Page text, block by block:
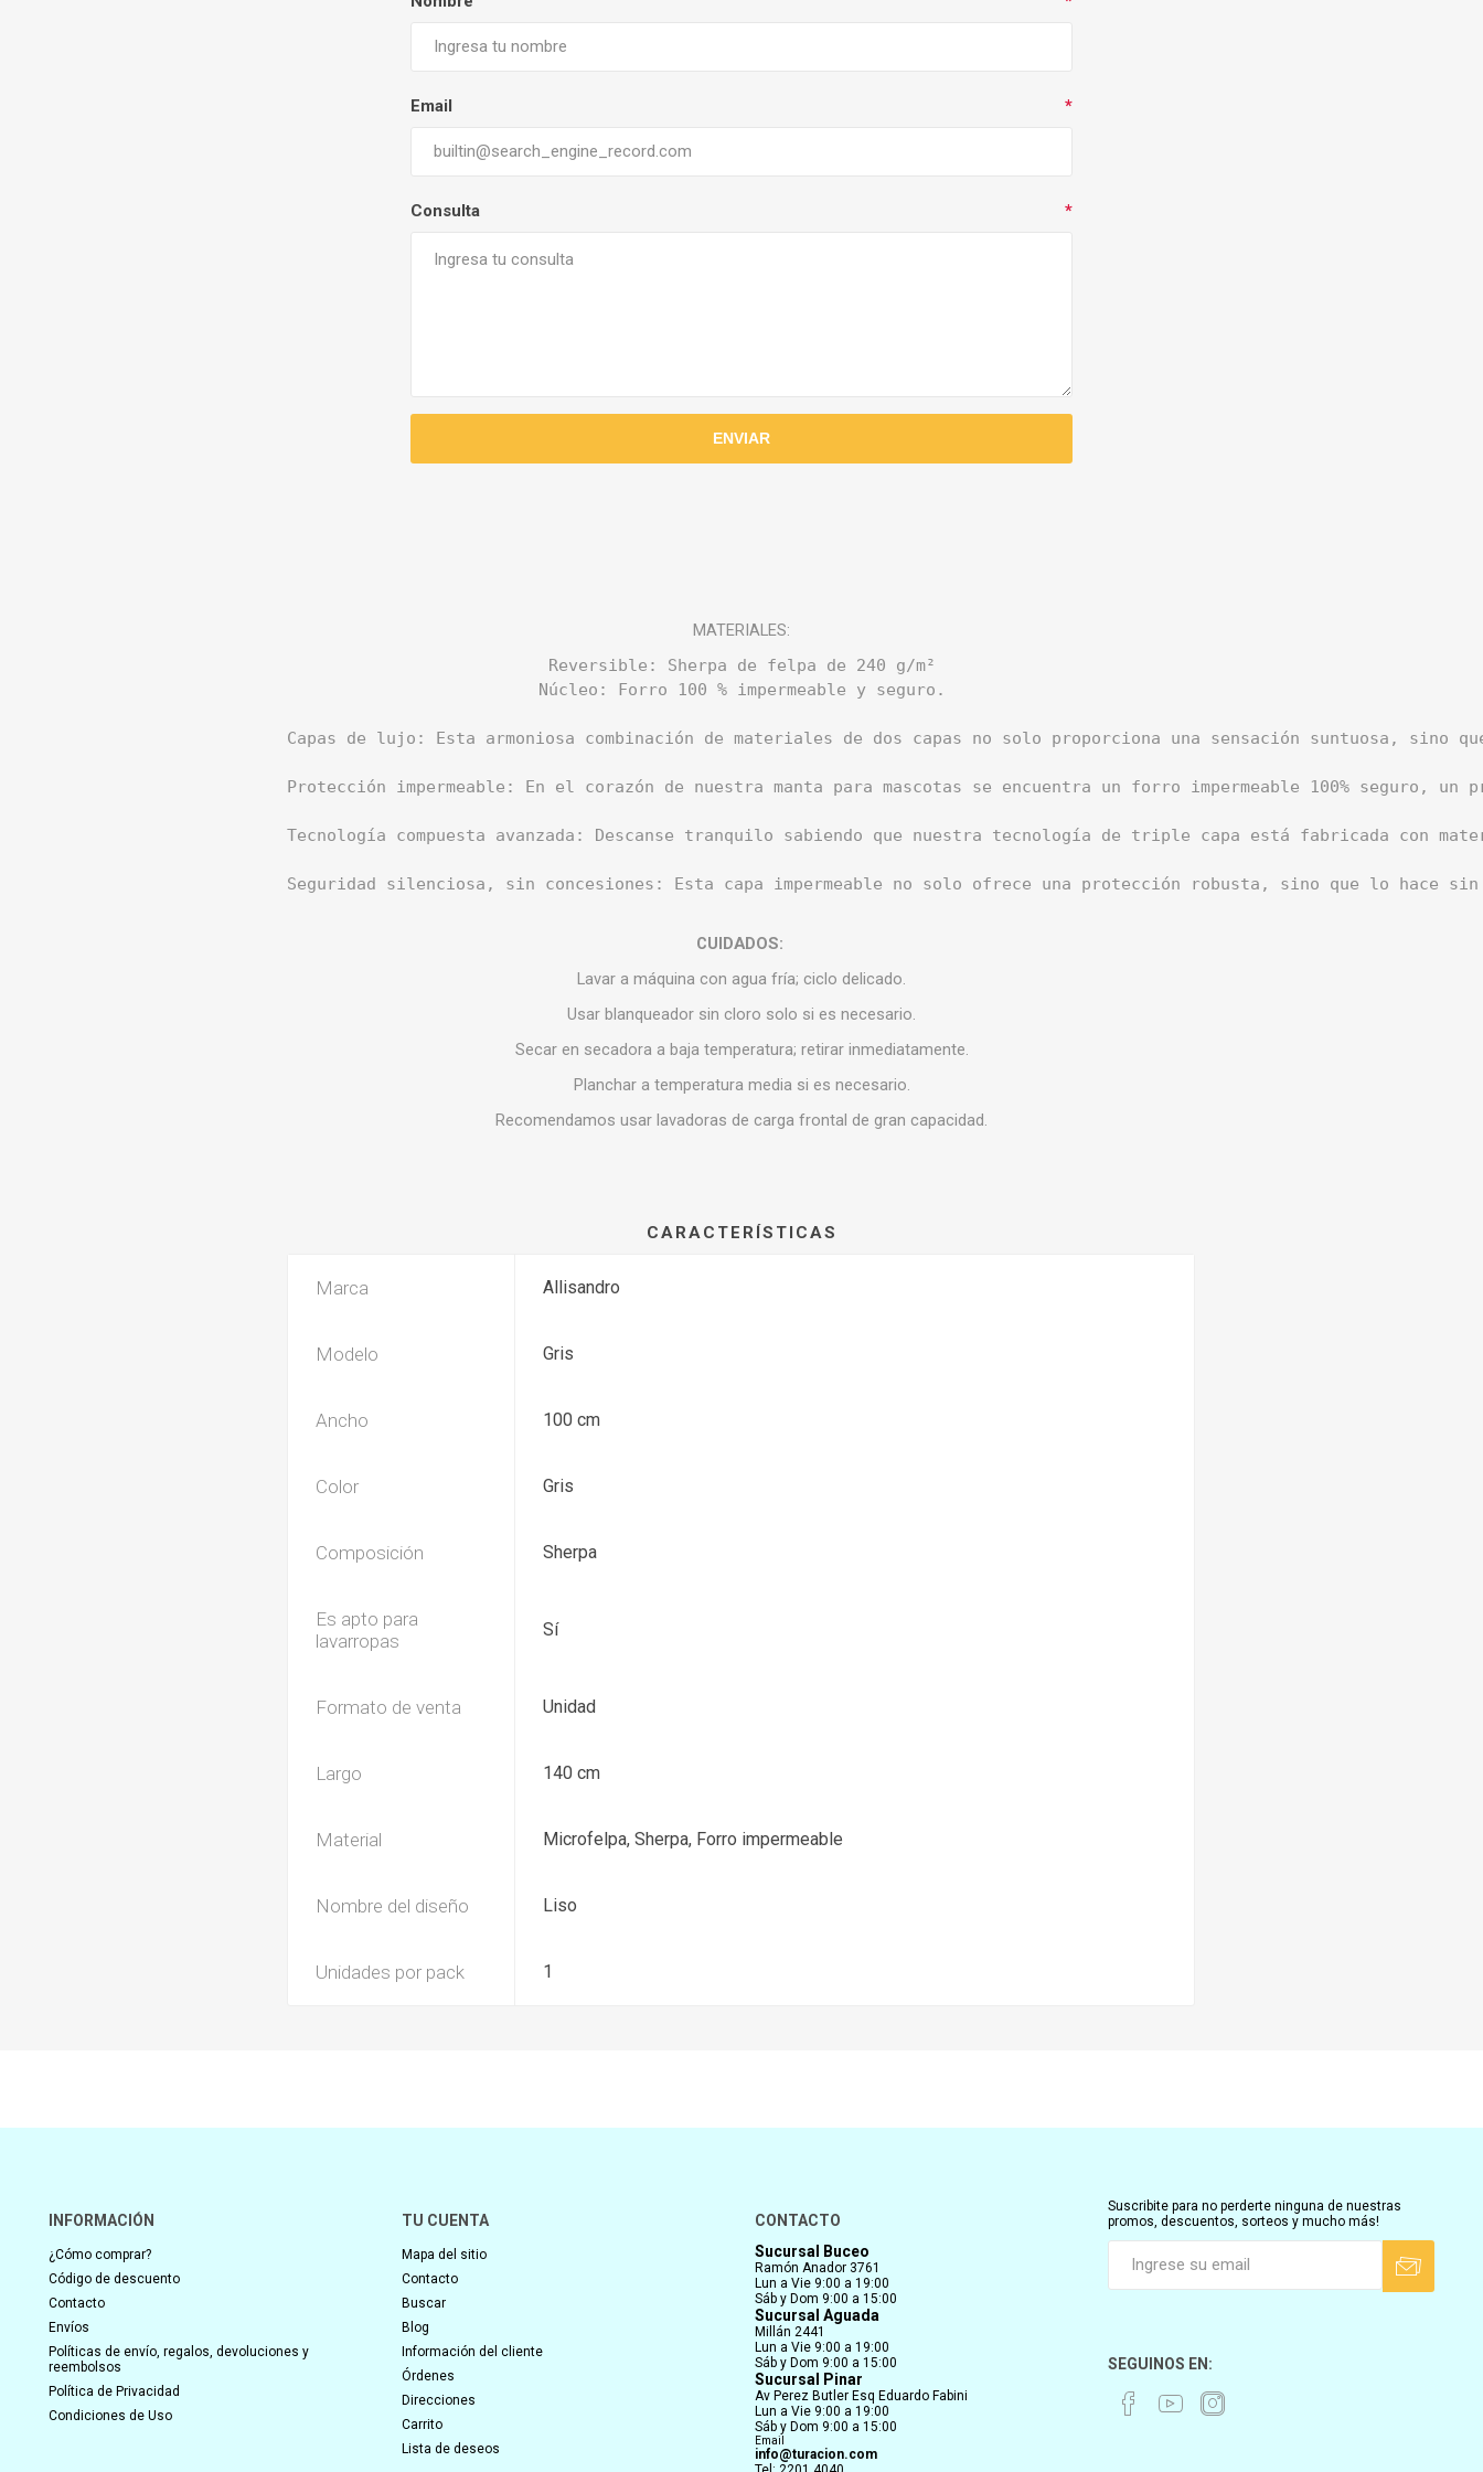
Email *
Consulta *
MATERIALES:
Reversible: Sherpa de felpa de 240 g/m²
Núcleo: Forro 100 % impermeable y seguro.
Capas de lujo: Esta armoniosa combinación de materiales de dos capas no solo proporciona una sensación suntuosa, sino
Protección impermeable: En el corazón de nuestra manta para mascotas se encuentra un forro impermeable 100%
Tecnología compuesta avanzada: Descanse tranquilo sabiendo que nuestra tecnología de triple capa está fabricada con
Seguridad silenciosa, sin concesiones: Esta capa impermeable no solo ofrece una protección robusta, sino que lo hace
CUIDADOS:
Lavar a máquina con agua fría; ciclo delicado.
Usar blanqueador sin cloro solo si es necesario.
Secar en secadora a baja temperatura; retirar inmediatamente.
Planchar a temperatura media si es necesario.
Recomendamos usar lavadoras de carga frontal de gran capacidad.
CARACTERÍSTICAS
Marca Allisandro
Modelo Gris
Ancho 100 cm
Color Gris
Composición Sherpa
Es apto para
lavarropas
Sí
Formato de venta Unidad
Largo 140 cm
Material Microfelpa, Sherpa, Forro impermeable
Nombre del diseño Liso
Unidades por pack 1
INFORMACIÓN
¿Cómo comprar?
Código de descuento
Contacto
Envíos
Políticas de envío, regalos, devoluciones y
reembolsos
Política de Privacidad
Condiciones de Uso
TU CUENTA
Mapa del sitio
Contacto
Buscar
Blog
Información del cliente
Órdenes
Direcciones
Carrito
Lista de deseos
CONTACTO
Sucursal Buceo
Ramón Anador 3761
Lun a Vie 9:00 a 19:00
Sáb y Dom 9:00 a 15:00
Sucursal Aguada
Millán 2441
Lun a Vie 9:00 a 19:00
Sáb y Dom 9:00 a 15:00
Sucursal Pinar
Av Perez Butler Esq Eduardo Fabini
Lun a Vie 9:00 a 19:00
Sáb y Dom 9:00 a 15:00
Email
info@turacion.com
Suscribite para no perderte ninguna de nuestras
promos, descuentos, sorteos y mucho más!
SEGUINOS EN: